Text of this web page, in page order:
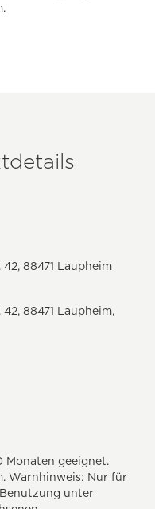
88471 Laupheim
88471 Laupheim,
Monaten geeignet.
Warnhinweis: Nur für
unter